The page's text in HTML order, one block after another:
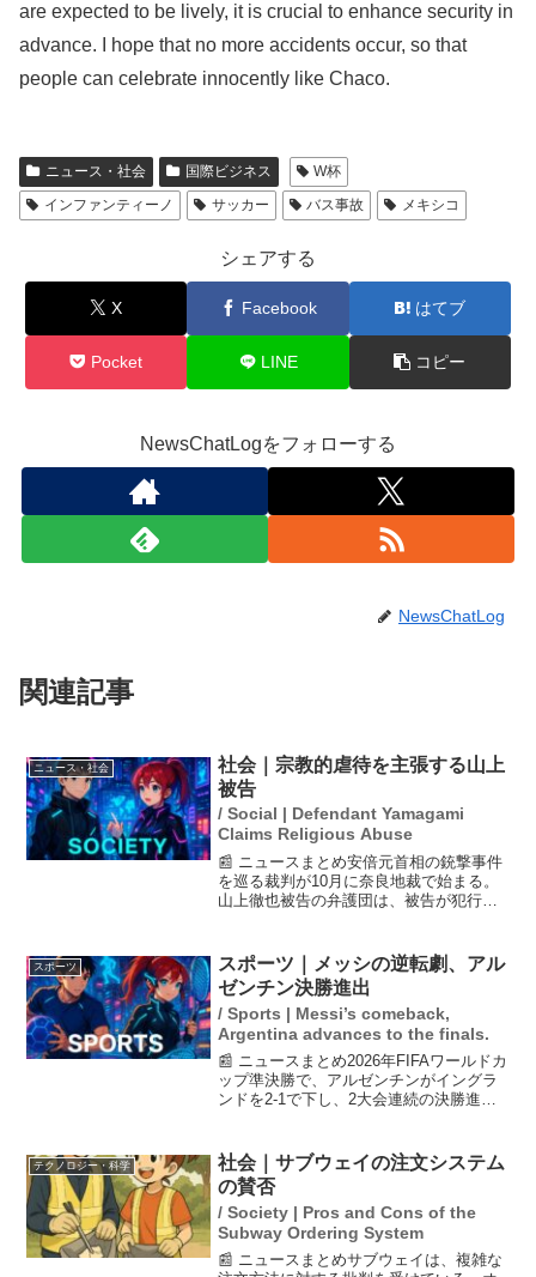
are expected to be lively, it is crucial to enhance security in
advance. I hope that no more accidents occur, so that
people can celebrate innocently like Chaco.
ニュース・社会 国際ビジネス
W杯
インファンティーノ
サッカー バス事故 メキシコ
シェアする
X Facebook はてブ
Pocket LINE コピー
NewsChatLogをフォローする
NewsChatLog
関連記事
ニュース・社会
社会｜宗教的虐待を主張する山上
被告
/ Social | Defendant Yamagami
Claims Religious Abuse
📰 ニュースまとめ安倍元首相の銃撃事件
を巡る裁判が10月に奈良地裁で始まる。
山上徹也被告の弁護団は、被告が犯行に
被告の母親の信仰が家庭を困窮させ、そ
の結果としての恨みが...
スポーツ
スポーツ｜メッシの逆転劇、アル
ゼンチン決勝進出
/ Sports | Messi’s comeback,
Argentina advances to the finals.
📰 ニュースまとめ2026年FIFAワールドカ
ップ準決勝で、アルゼンチンがイングラ
ンドを2-1で下し、2大会連続の決勝進出
シストを記録。彼の活躍が試合の流れを
変え、連...
テクノロジー・科学
社会｜サブウェイの注文システム
の賛否
/ Society | Pros and Cons of the
Subway Ordering System
📰 ニュースまとめサブウェイは、複雑な